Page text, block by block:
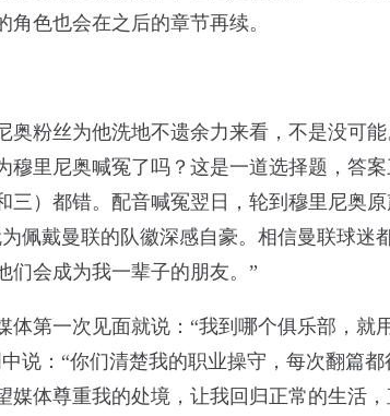
色也会在之后的章节再续。
粉丝为他洗地不遗余力来看，不是没可
穆里尼奥喊冤了吗？这是一道选择题，答
三）都错。配音喊冤翌日，轮到穆里尼奥
佩戴曼联的队徽深感自豪。相信曼联球迷
们会成为我一辈子的朋友。”
体第一次见面就说：“我到哪个俱乐部，就
说：“你们清楚我的职业操守，每次翻篇都
媒体尊重我的处境，让我回归正常的生活